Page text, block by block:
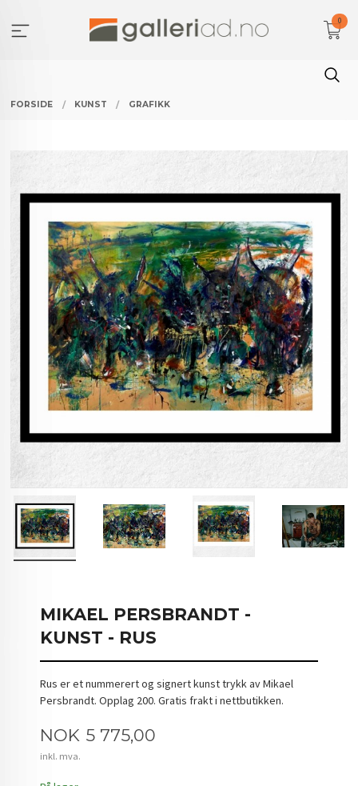
innholdet
0
FORSIDE KUNST GRAFIKK
MIKAEL PERSBRANDT -
KUNST - RUS
Rus er et nummerert og signert kunst trykk av Mikael
Persbrandt. Opplag 200. Gratis frakt i nettbutikken.
Pris
NOK 5 775,00
inkl. mva.